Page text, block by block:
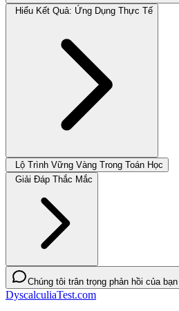
Hiểu Kết Quả: Ứng Dụng Thực Tế
Lộ Trình Vững Vàng Trong Toán Học
Giải Đáp Thắc Mắc
Chúng tôi trân trọng phản hồi của bạn
DyscalculiaTest.com